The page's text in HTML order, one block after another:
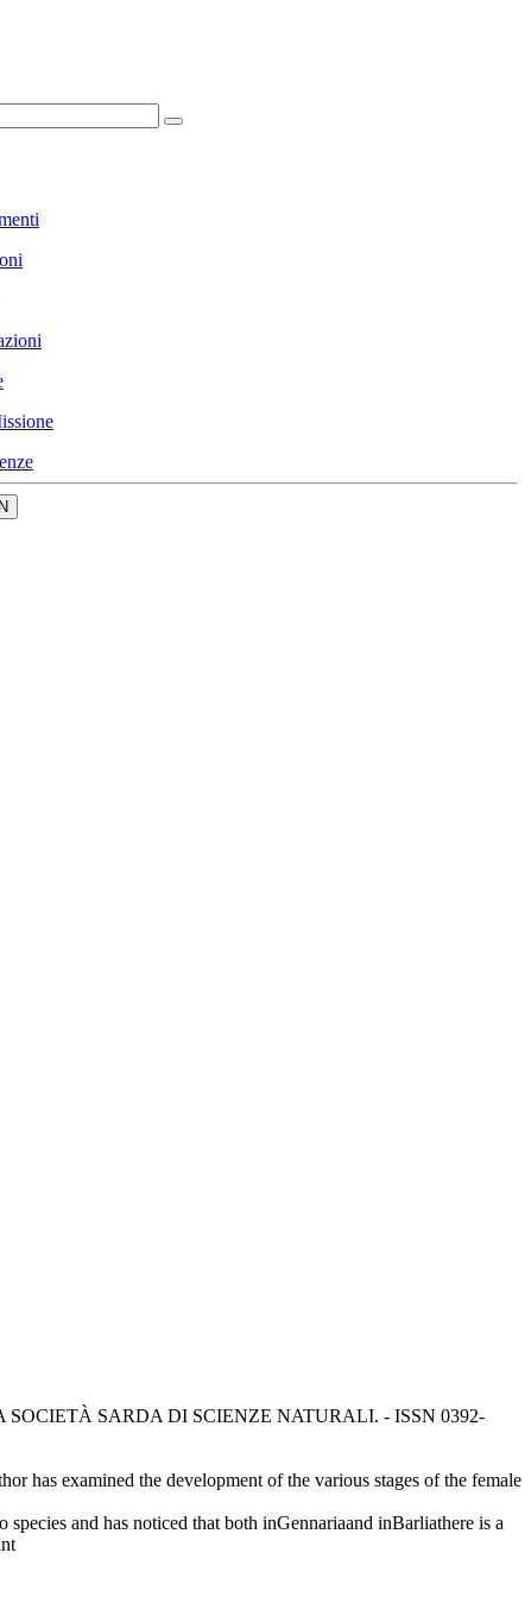
SOCIETÀ SARDA DI SCIENZE NATURALI. - ISSN 0392-
has examined the development of the various stages of the female
and has noticed that both inGennariaand inBarliathere is a